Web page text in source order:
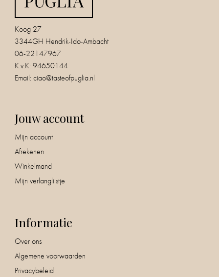
Koog 27
3344GH Hendrik-Ido-Ambacht
06-22147967
K.v.K: 94650144
Email: ciao@tasteofpuglia.nl
Jouw account
Mijn account
Afrekenen
Winkelmand
Mijn verlanglijstje
Informatie
Over ons
Algemene voorwaarden
Privacybeleid